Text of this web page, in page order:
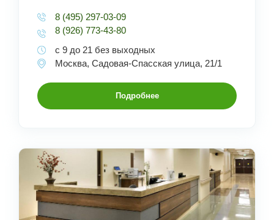
8 (495) 297-03-09
8 (926) 773-43-80
с 9 до 21 без выходных
Москва, Садовая-Спасская улица, 21/1
Подробнее